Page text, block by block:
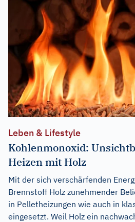
Leben & Lifestyle
Kohlenmonoxid:
Heizen mit Holz
Mit der sich verschärfenden
Brennstoff Holz zunehmender
in Pelletheizungen wie auch in
eingesetzt. Weil Holz ein